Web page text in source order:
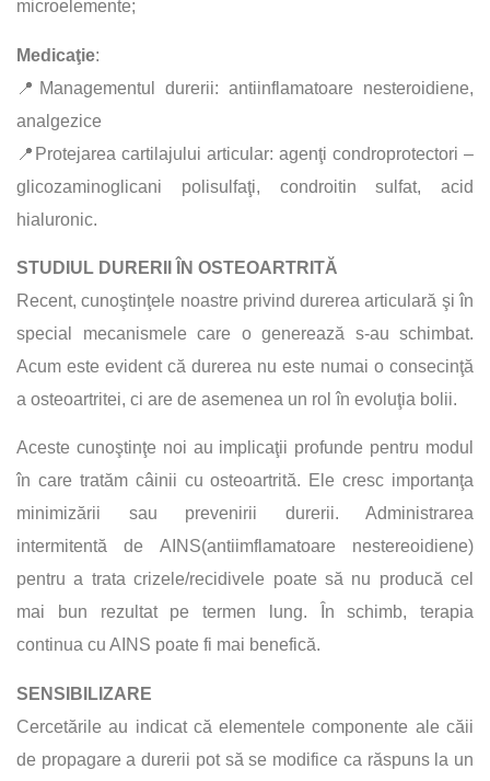
microelemente;
Medicaţie:
📍Managementul durerii: antiinflamatoare nesteroidiene,
analgezice
📍Protejarea cartilajului articular: agenţi condroprotectori –
glicozaminoglicani polisulfaţi, condroitin sulfat, acid
hialuronic.
STUDIUL DURERII ÎN OSTEOARTRITĂ
Recent, cunoştinţele noastre privind durerea articulară şi în
special mecanismele care o generează s-au schimbat.
Acum este evident că durerea nu este numai o consecinţă
a osteoartritei, ci are de asemenea un rol în evoluţia bolii.
Aceste cunoştinţe noi au implicaţii profunde pentru modul
în care tratăm câinii cu osteoartrită. Ele cresc importanţa
minimizării sau prevenirii durerii. Administrarea
intermitentă de AINS(antiimflamatoare nestereoidiene)
pentru a trata crizele/recidivele poate să nu producă cel
mai bun rezultat pe termen lung. În schimb, terapia
continua cu AINS poate fi mai benefică.
SENSIBILIZARE
Cercetările au indicat că elementele componente ale căii
de propagare a durerii pot să se modifice ca răspuns la un